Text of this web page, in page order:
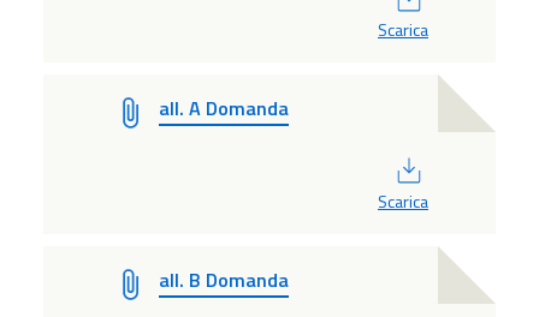
Scarica
all. A Domanda
Scarica
all. B Domanda